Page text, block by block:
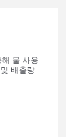
물 사용
배출량